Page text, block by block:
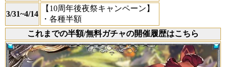
3/31~4/14
【10周年後夜祭キャンペーン】
・各種半額
これまでの半額/無料ガチャの開催履歴はこちら